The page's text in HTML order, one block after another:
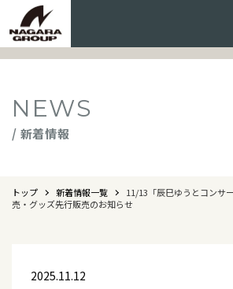
NEWS
/ 新着情報
トップ 新着情報一覧
11/13「辰巳ゆうとコンサ
売・グッズ先行販売のお知らせ
2025.11.12